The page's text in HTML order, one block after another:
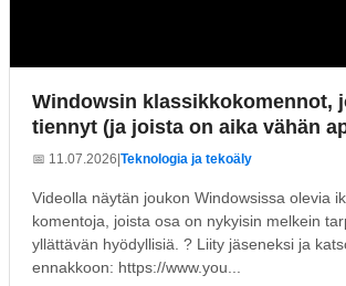
Windowsin klassikkokomennot,
tiennyt (ja joista on aika vähän
📅 11.07.2026 Teknologia ja tekoäly
Videolla näytän joukon Windowsissa olevia
komentoja, joista osa on nykyisin melkein
yllättävän hyödyllisiä. ? Liity jäseneksi ja
ennakkoon: https://www.you...